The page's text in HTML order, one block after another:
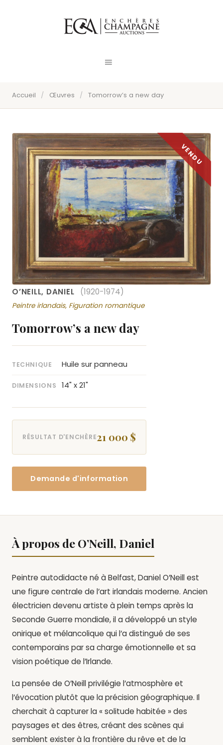
Accueil / Œuvres / Tomorrow’s a new day
O’NEILL, DANIEL (1920-1974)
Peintre irlandais, Figuration romantique
Tomorrow’s a new day
TECHNIQUE Huile sur panneau
DIMENSIONS 14" x 21"
RÉSULTAT D'ENCHÈRE21 000 $
Demande d'information
À propos de O’Neill, Daniel
Peintre autodidacte né à Belfast, Daniel O’Neill est
une figure centrale de l’art irlandais moderne. Ancien
électricien devenu artiste à plein temps après la
Seconde Guerre mondiale, il a développé un style
onirique et mélancolique qui l’a distingué de ses
contemporains par sa charge émotionnelle et sa
vision poétique de l’Irlande.
La pensée de O’Neill privilégie l’atmosphère et
l’évocation plutôt que la précision géographique. Il
cherchait à capturer la « solitude habitée » des
paysages et des êtres, créant des scènes qui
semblent exister à la frontière du rêve et de la